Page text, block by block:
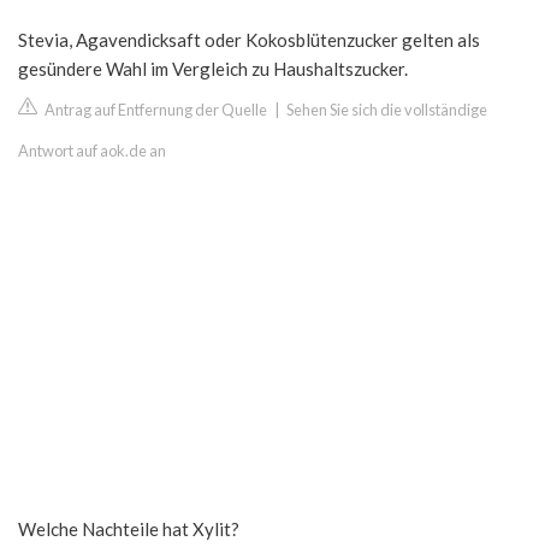
Stevia, Agavendicksaft oder Kokosblütenzucker gelten als
gesündere Wahl im Vergleich zu Haushaltszucker.
Antrag auf Entfernung der Quelle Sehen Sie sich die vollständige
Antwort auf aok.de an
Welche Nachteile hat Xylit?